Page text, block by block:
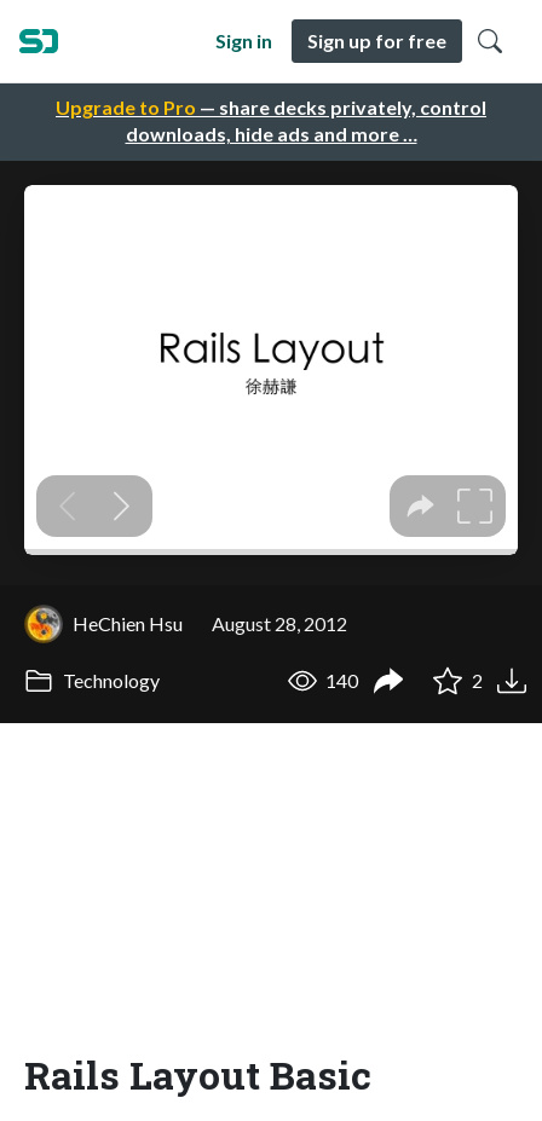
Upgrade to Pro — share decks privately, control
downloads, hide ads and more …
Sign in Sign up for free
HeChien Hsu August 28, 2012
Technology 140 2
Rails Layout Basic